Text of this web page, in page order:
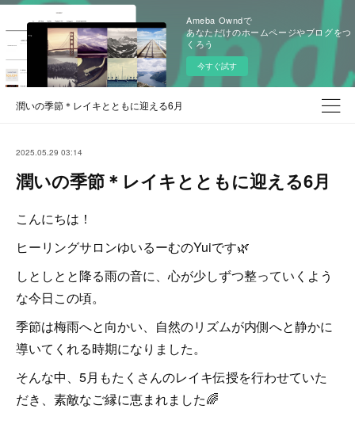
Ameba Owndで
あなただけのホームページやブログをつ
くろう
今すぐ試す
潤いの季節＊レイキとともに迎える6月
2025.05.29 03:14
潤いの季節＊レイキとともに迎える6月
こんにちは！
ヒーリングサロンゆいるーむのYuiです🌿
しとしとと降る雨の音に、心が少しずつ整っていくよう
な今日この頃。
季節は梅雨へと向かい、自然のリズムが内側へと静かに
導いてくれる時期になりました。
そんな中、5月もたくさんのレイキ伝授を行わせていた
だき、素敵なご縁に恵まれました🌈